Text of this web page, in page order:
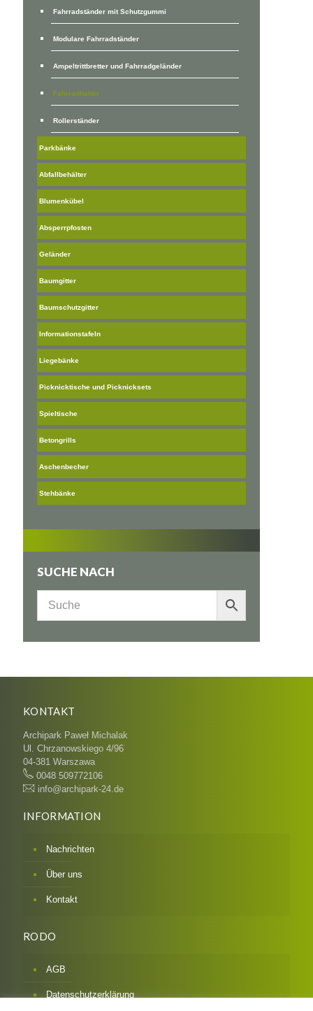
Fahrradständer mit Schutzgummi
Modulare Fahrradständer
Ampeltrittbretter und Fahrradgeländer
Fahrradhalter
Rollerständer
Parkbänke
Abfallbehälter
Blumenkübel
Absperrpfosten
Geländer
Baumgitter
Baumschutzgitter
Informationstafeln
Liegebänke
Picknicktische und Picknicksets
Spieltische
Betongrills
Aschenbecher
Stehbänke
SUCHE NACH
KONTAKT
Archipark Paweł Michalak
Ul. Chrzanowskiego 4/96
04-381 Warszawa
0048 509772106
info@archipark-24.de
INFORMATION
Nachrichten
Über uns
Kontakt
RODO
AGB
Datenschutzerklärung